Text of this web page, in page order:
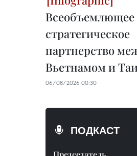
Всеобъемлющее
стратегическое
партнерство
Вьетнамом и
06/08/2026 00:30
ПОДКАСТ